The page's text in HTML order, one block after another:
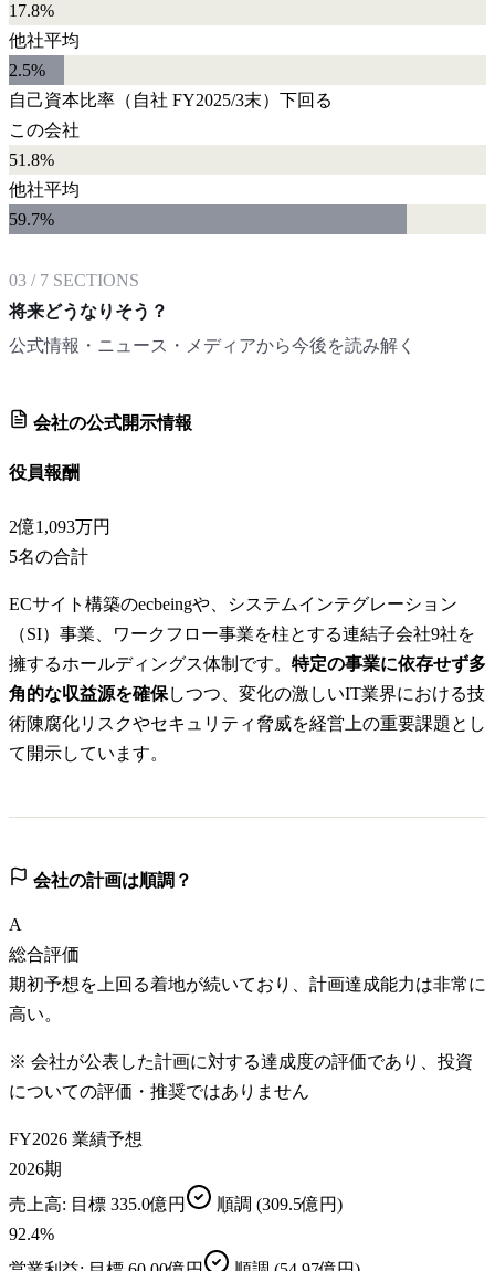
17.8%
他社平均
2.5%
自己資本比率 （自社 FY2025/3末） 下回る
この会社
51.8%
他社平均
59.7%
03 / 7 SECTIONS
将来どうなりそう？
公式情報・ニュース・メディアから今後を読み解く
会社の公式開示情報
役員報酬
2億1,093万円
5名の合計
ECサイト構築のecbeingや、システムインテグレーション
（SI）事業、ワークフロー事業を柱とする連結子会社9社を
擁するホールディングス体制です。 特定の事業に依存せず多
角的な収益源を確保しつつ、変化の激しいIT業界における技
術陳腐化リスクやセキュリティ脅威を経営上の重要課題とし
て開示しています。
会社の計画は順調？
A
総合評価
期初予想を上回る着地が続いており、計画達成能力は非常に
高い。
※ 会社が公表した計画に対する達成度の評価であり、投資
についての評価・推奨ではありません
FY2026 業績予想
2026期
売上高: 目標 335.0億円 順調 (309.5億円)
92.4%